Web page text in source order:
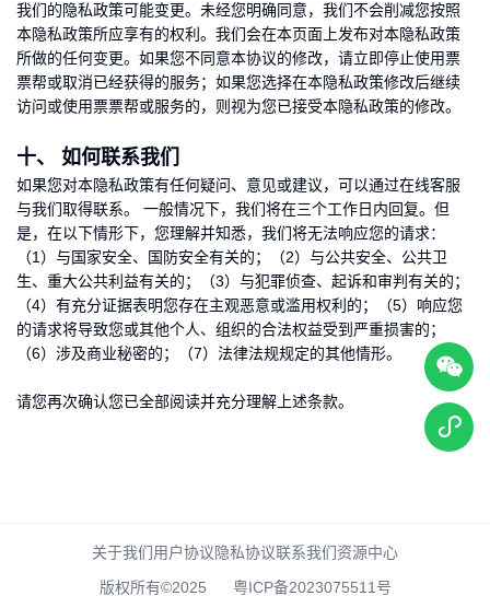
我们的隐私政策可能变更。未经您明确同意，我们不会削减您按照
本隐私政策所应享有的权利。我们会在本页面上发布对本隐私政策
所做的任何变更。如果您不同意本协议的修改，请立即停止使用票
票帮或取消已经获得的服务；如果您选择在本隐私政策修改后继续
访问或使用票票帮或服务的，则视为您已接受本隐私政策的修改。
十、 如何联系我们
如果您对本隐私政策有任何疑问、意见或建议，可以通过在线客服
与我们取得联系。 一般情况下，我们将在三个工作日内回复。但
是，在以下情形下，您理解并知悉，我们将无法响应您的请求：
（1）与国家安全、国防安全有关的；（2）与公共安全、公共卫
生、重大公共利益有关的；（3）与犯罪侦查、起诉和审判有关的；
（4）有充分证据表明您存在主观恶意或滥用权利的；（5）响应您
的请求将导致您或其他个人、组织的合法权益受到严重损害的；
（6）涉及商业秘密的；（7）法律法规规定的其他情形。
请您再次确认您已全部阅读并充分理解上述条款。
关于我们用户协议隐私协议联系我们资源中心
版权所有©2025
粤ICP备2023075511号